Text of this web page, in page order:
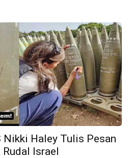
Nikki Haley Tulis Pesan
Rudal Israel